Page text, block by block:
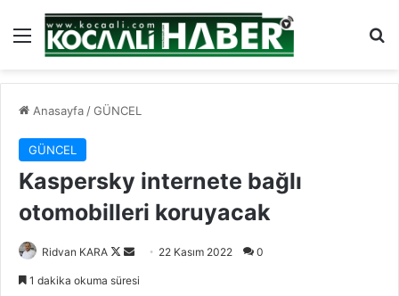
Menü
Anasayfa /GÜNCEL
GÜNCEL
Kaspersky internete bağlı
otomobilleri koruyacak
Ridvan KARA
Follow
Bir
22 Kasım 2022 0
1 dakika okuma süresi